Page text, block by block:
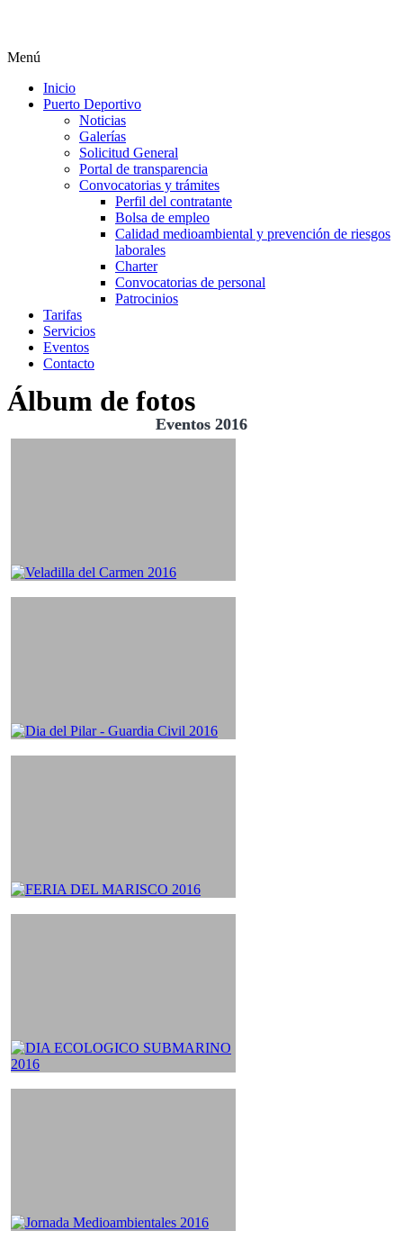
Menú
Inicio
Puerto Deportivo
Noticias
Galerías
Solicitud General
Portal de transparencia
Convocatorias y trámites
Perfil del contratante
Bolsa de empleo
Calidad medioambiental y prevención de riesgos
laborales
Charter
Convocatorias de personal
Patrocinios
Tarifas
Servicios
Eventos
Contacto
Álbum de fotos
Eventos 2016